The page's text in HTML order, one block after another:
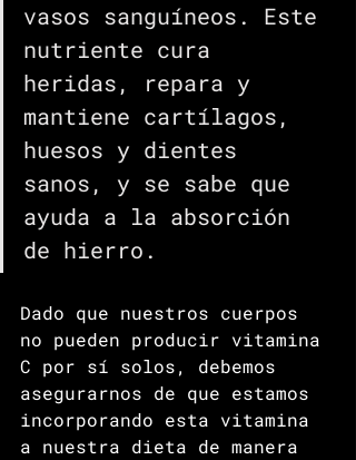
vasos sanguíneos. Este
nutriente cura
heridas, repara y
mantiene cartílagos,
huesos y dientes
sanos, y se sabe que
ayuda a la absorción
de hierro.
Dado que nuestros cuerpos
no pueden producir vitamina
C por sí solos, debemos
asegurarnos de que estamos
incorporando esta vitamina
a nuestra dieta de manera